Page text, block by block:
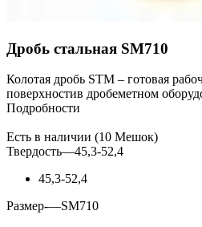
Дробь стальная SM710
Колотая дробь STM – готовая
поверхностив дробеметном
Подробности
Есть в наличии (10 Мешок)
Твердость—45,3-52,4
45,3-52,4
Размер-—SM710